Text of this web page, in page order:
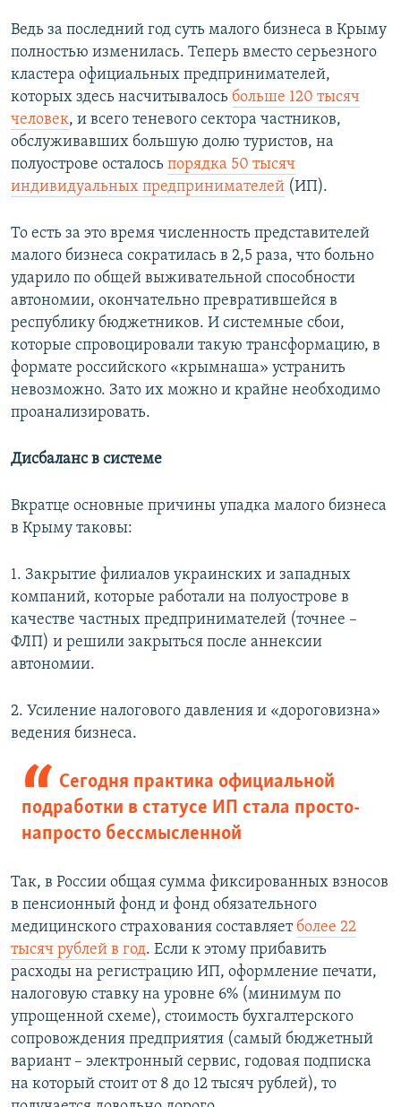
Ведь за последний год суть малого бизнеса в Крыму
полностью изменилась. Теперь вместо серьезного
кластера официальных предпринимателей,
которых здесь насчитывалось больше 120 тысяч
человек, и всего теневого сектора частников,
обслуживавших большую долю туристов, на
полуострове осталось порядка 50 тысяч
индивидуальных предпринимателей (ИП).
То есть за это время численность представителей
малого бизнеса сократилась в 2,5 раза, что больно
ударило по общей выживательной способности
автономии, окончательно превратившейся в
республику бюджетников. И системные сбои,
которые спровоцировали такую трансформацию, в
формате российского «крымнаша» устранить
невозможно. Зато их можно и крайне необходимо
проанализировать.
Дисбаланс в системе
Вкратце основные причины упадка малого бизнеса
в Крыму таковы:
1. Закрытие филиалов украинских и западных
компаний, которые работали на полуострове в
качестве частных предпринимателей (точнее –
ФЛП) и решили закрыться после аннексии
автономии.
2. Усиление налогового давления и «дороговизна»
ведения бизнеса.
Сегодня практика официальной
подработки в статусе ИП стала просто-
напросто бессмысленной
Так, в России общая сумма фиксированных взносов
в пенсионный фонд и фонд обязательного
медицинского страхования составляет более 22
тысяч рублей в год. Если к этому прибавить
расходы на регистрацию ИП, оформление печати,
налоговую ставку на уровне 6% (минимум по
упрощенной схеме), стоимость бухгалтерского
сопровождения предприятия (самый бюджетный
вариант – электронный сервис, годовая подписка
на который стоит от 8 до 12 тысяч рублей), то